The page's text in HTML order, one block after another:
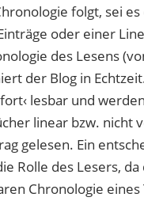
folgt, sei
oder einer
des Lesens
der Blog in
lesbar und
linear bzw. nicht
gelesen. Ein
Rolle des Lesers,
Chronologie eines